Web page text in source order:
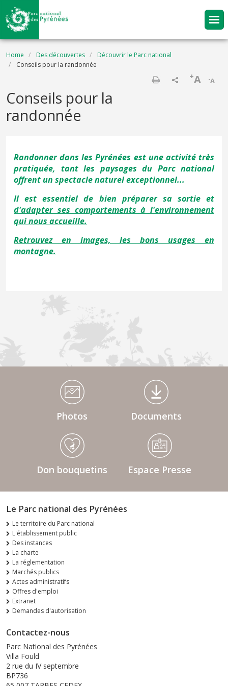
Skip to main content
Breadcrumb
Home Des découvertes
Découvrir le Parc national
Conseils pour la randonnée
-A
+A
Conseils pour la
randonnée
Randonner dans les Pyrénées est une activité très
pratiquée, tant les paysages du Parc national
offrent un spectacle naturel exceptionnel...
Il est essentiel de bien préparer sa sortie et
d'adapter ses comportements à l'environnement
qui nous accueille.
Retrouvez en images, les bons usages en
montagne.
Médiathèque Footer
Photos Documents
Don bouquetins Espace Presse
Le Parc national des Pyrénées
Le territoire du Parc national
L'établissement public
Des instances
La charte
La réglementation
Marchés publics
Actes administratifs
Offres d'emploi
Extranet
Demandes d'autorisation
Contactez-nous
Parc National des Pyrénées
Villa Fould
2 rue du IV septembre
BP736